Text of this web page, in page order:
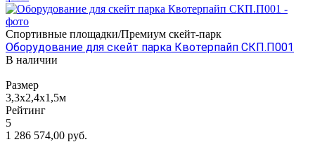
Спортивные площадки/Премиум скейт-парк
Оборудование для скейт парка Квотерпайп СКП.П001
В наличии
Размер
3,3х2,4х1,5м
Рейтинг
5
1 286 574,00 руб.